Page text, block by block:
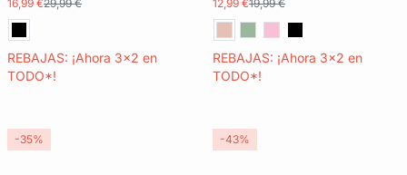
16,99 €29,99 €
REBAJAS: ¡Ahora 3x2 en
TODO*!
12,99 €19,99 €
REBAJAS: ¡Ahora 3x2 en
TODO*!
-35% -43%